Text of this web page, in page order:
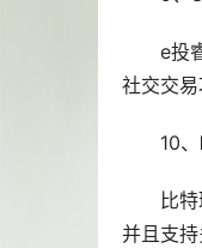
e投
社交交
10、
比
并且支